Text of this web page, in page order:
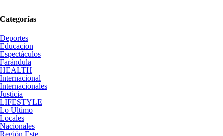
Categorías
Deportes
Educacion
Espectáculos
Farándula
HEALTH
Internacional
Internacionales
Justicia
LIFESTYLE
Lo Ultimo
Locales
Nacionales
Región Este